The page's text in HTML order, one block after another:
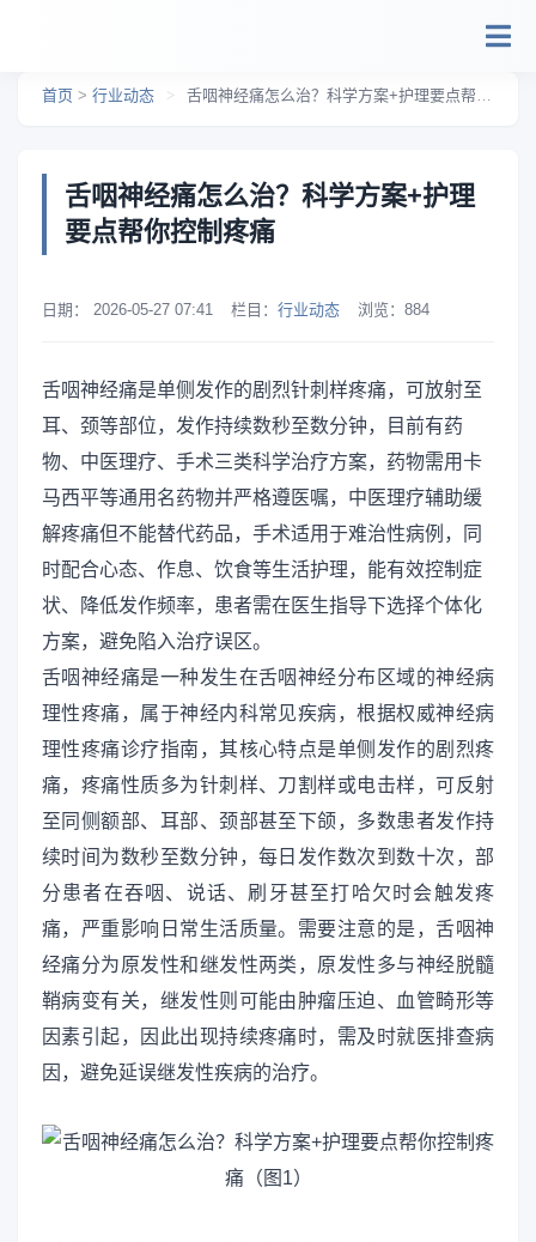
首页 > 行业动态 > 舌咽神经痛怎么治？科学方案+护理要点帮你控制疼痛
舌咽神经痛怎么治？科学方案+护理
要点帮你控制疼痛
日期： 2026-05-27 07:41 栏目： 行业动态 浏览： 884
舌咽神经痛是单侧发作的剧烈针刺样疼痛，可放射至
耳、颈等部位，发作持续数秒至数分钟，目前有药
物、中医理疗、手术三类科学治疗方案，药物需用卡
马西平等通用名药物并严格遵医嘱，中医理疗辅助缓
解疼痛但不能替代药品，手术适用于难治性病例，同
时配合心态、作息、饮食等生活护理，能有效控制症
状、降低发作频率，患者需在医生指导下选择个体化
方案，避免陷入治疗误区。
舌咽神经痛是一种发生在舌咽神经分布区域的神经病
理性疼痛，属于神经内科常见疾病，根据权威神经病
理性疼痛诊疗指南，其核心特点是单侧发作的剧烈疼
痛，疼痛性质多为针刺样、刀割样或电击样，可反射
至同侧额部、耳部、颈部甚至下颌，多数患者发作持
续时间为数秒至数分钟，每日发作数次到数十次，部
分患者在吞咽、说话、刷牙甚至打哈欠时会触发疼
痛，严重影响日常生活质量。需要注意的是，舌咽神
经痛分为原发性和继发性两类，原发性多与神经脱髓
鞘病变有关，继发性则可能由肿瘤压迫、血管畸形等
因素引起，因此出现持续疼痛时，需及时就医排查病
因，避免延误继发性疾病的治疗。